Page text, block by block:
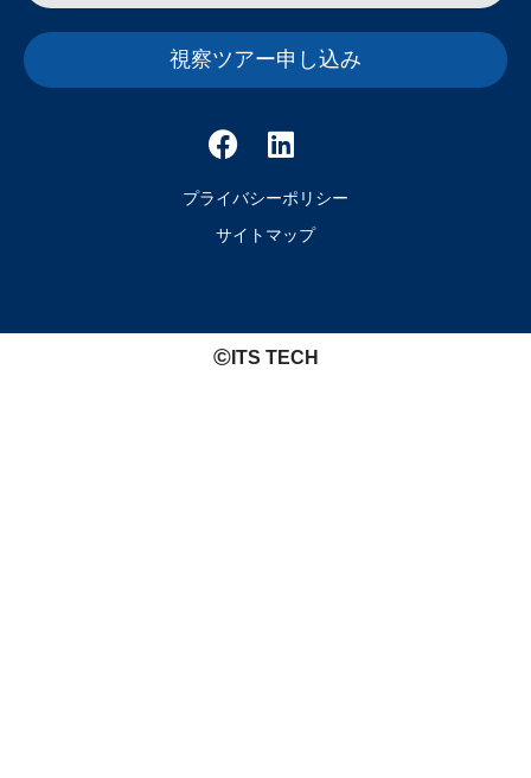
視察ツアー申し込み
プライバシーポリシー
サイトマップ
©️ITS TECH